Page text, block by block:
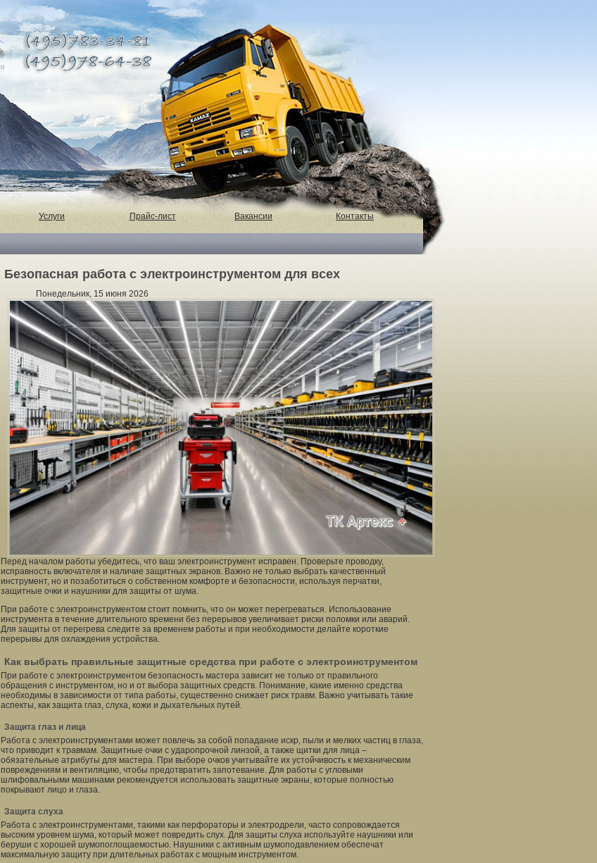
Услуги Прайс-лист Вакансии Контакты
Безопасная работа с электроинструментом для всех
Понедельник, 15 июня 2026
Перед началом работы убедитесь, что ваш электроинструмент исправен. Проверьте проводку,
исправность включателя и наличие защитных экранов. Важно не только выбрать качественный
инструмент, но и позаботиться о собственном комфорте и безопасности, используя перчатки,
защитные очки и наушники для защиты от шума.
При работе с электроинструментом стоит помнить, что он может перегреваться. Использование
инструмента в течение длительного времени без перерывов увеличивает риски поломки или аварий.
Для защиты от перегрева следите за временем работы и при необходимости делайте короткие
перерывы для охлаждения устройства.
Как выбрать правильные защитные средства при работе с электроинструментом
При работе с электроинструментом безопасность мастера зависит не только от правильного
обращения с инструментом, но и от выбора защитных средств. Понимание, какие именно средства
необходимы в зависимости от типа работы, существенно снижает риск травм. Важно учитывать такие
аспекты, как защита глаз, слуха, кожи и дыхательных путей.
Защита глаз и лица
Работа с электроинструментами может повлечь за собой попадание искр, пыли и мелких частиц в глаза,
что приводит к травмам. Защитные очки с ударопрочной линзой, а также щитки для лица –
обязательные атрибуты для мастера. При выборе очков учитывайте их устойчивость к механическим
повреждениям и вентиляцию, чтобы предотвратить запотевание. Для работы с угловыми
шлифовальными машинами рекомендуется использовать защитные экраны, которые полностью
покрывают лицо и глаза.
Защита слуха
Работа с электроинструментами, такими как перфораторы и электродрели, часто сопровождается
высоким уровнем шума, который может повредить слух. Для защиты слуха используйте наушники или
беруши с хорошей шумопоглощаемостью. Наушники с активным шумоподавлением обеспечат
максимальную защиту при длительных работах с мощным инструментом.